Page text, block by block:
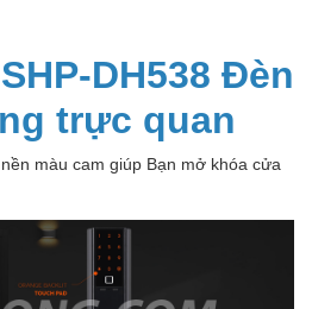
DH538 Đèn
trực quan
màu cam giúp Bạn mở khóa cửa